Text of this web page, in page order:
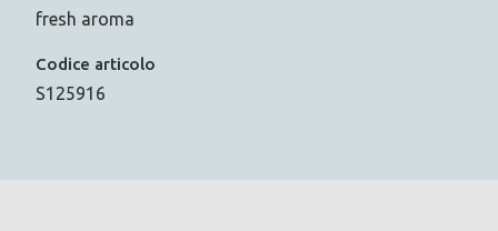
fresh aroma
Codice articolo
S125916